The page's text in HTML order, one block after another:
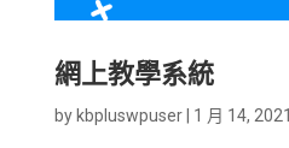
網上教學系統
by kbpluswpuser| 1 月 14, 2021